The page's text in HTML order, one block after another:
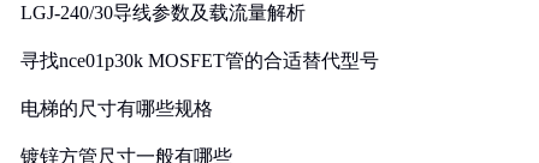
LGJ-240/30导线参数及载流量解析
寻找nce01p30k MOSFET管的合适替代型号
电梯的尺寸有哪些规格
镀锌方管尺寸一般有哪些